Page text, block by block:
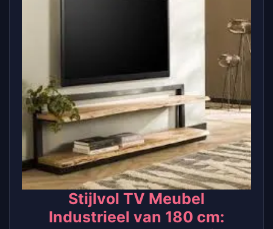
Stijlvol TV Meubel
Industrieel van 180 cm: